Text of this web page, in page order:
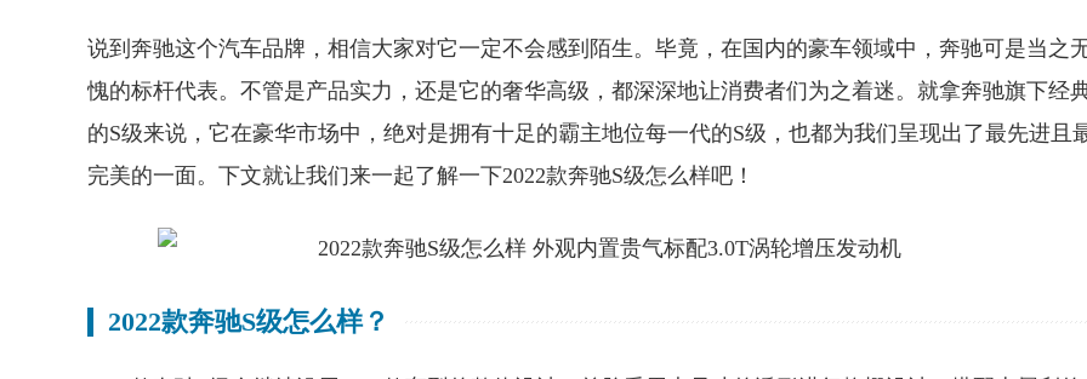
说到奔驰这个汽车品牌，相信大家对它一定不会感到陌生。毕竟，在国内的豪车领域中，奔驰可是当之
愧的标杆代表。不管是产品实力，还是它的奢华高级，都深深地让消费者们为之着迷。就拿奔驰旗下经
的S级来说，它在豪华市场中，绝对是拥有十足的霸主地位每一代的S级，也都为我们呈现出了最先进且
完美的一面。下文就让我们来一起了解一下2022款奔驰S级怎么样吧！
2022款奔驰S级怎么样？